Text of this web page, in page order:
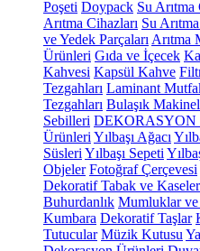
Poşeti Doypack Su Arıtma
Arıtma Cihazları Su
ve Yedek Parçaları Arıtma
Ürünleri Gıda ve İçecek
Kahvesi Kapsül Kahve
Tezgahları Laminant
Tezgahları Bulaşık
Sebilleri DEKORASYON
Ürünleri Yılbaşı Ağacı
Süsleri Yılbaşı Sepeti
Objeler Fotoğraf Çerçevesi
Dekoratif Tabak ve Kaseler
Buhurdanlık Mumluklar ve
Kumbara Dekoratif Taşlar
Tutucular Müzik Kutusu